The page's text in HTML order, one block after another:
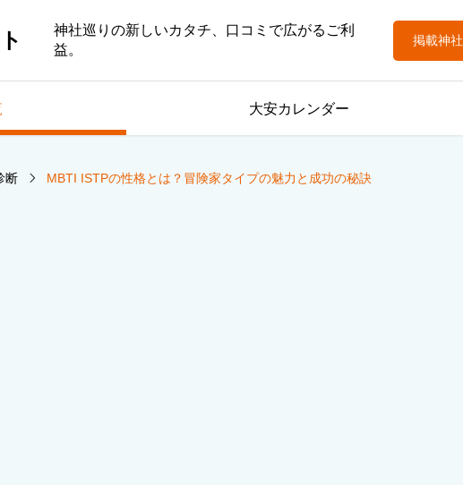
神社巡りの新しいカタチ、口コミで広がるご利
益。
掲載神社
大安カレンダー
断 MBTI ISTPの性格とは？冒険家タイプの魅力と成功の秘訣